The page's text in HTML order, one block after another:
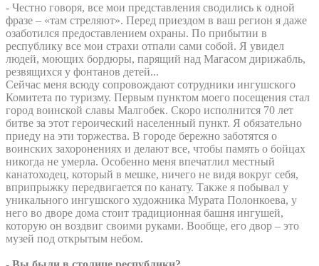
- Честно говоря, все мои представления сводились к одной
фразе – «там стреляют». Перед приездом в ваш регион я даже
озаботился предоставлением охраны. По прибытии в
республику все мои страхи отпали сами собой. Я увидел
людей, моющих бордюры, парящий над Магасом дирижабль,
резвящихся у фонтанов детей...
Сейчас меня всюду сопровождают сотрудники ингушского
Комитета по туризму. Первым пунктом моего посещения стал
город воинской славы Малгобек. Скоро исполнится 70 лет
битве за этот героический населенный пункт. Я обязательно
приеду на эти торжества. В городе бережно заботятся о
воинских захоронениях и делают все, чтобы память о бойцах
никогда не умерла. Особенно меня впечатлил местный
канатоходец, который в мешке, ничего не видя вокруг себя,
вприпрыжку передвигается по канату. Также я побывал у
уникального ингушского художника Мурата Полонкоева, у
него во дворе дома стоит традиционная башня ингушей,
которую он воздвиг своими руками. Вообще, его двор – это
музей под открытым небом.